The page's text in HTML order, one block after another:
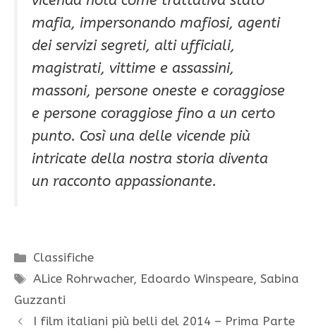
mafia, impersonando mafiosi, agenti
dei servizi segreti, alti ufficiali,
magistrati, vittime e assassini,
massoni, persone oneste e coraggiose
e persone coraggiose fino a un certo
punto. Così una delle vicende più
intricate della nostra storia diventa
un racconto appassionante.
Categorie
Classifiche
Tag
ALice Rohrwacher, Edoardo Winspeare,Sabina
Guzzanti
I film italiani più belli del 2014 – Prima Parte